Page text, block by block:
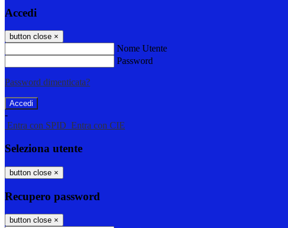
Accedi
button close ×
Nome Utente
Password
Password dimenticata?
-
Entra con SPID Entra con CIE
Seleziona utente
button close ×
Recupero password
button close ×